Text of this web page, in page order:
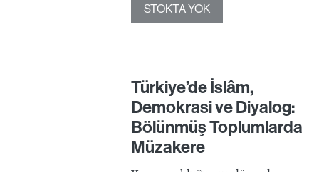
STOKTA YOK
Türkiye’de İslâm,
Demokrasi ve Diyalog:
Bölünmüş Toplumlarda
Müzakere